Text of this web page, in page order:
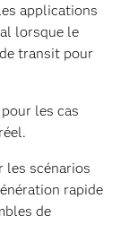
applications
lorsque le
transit pour
les cas
les scénarios
rapide
de